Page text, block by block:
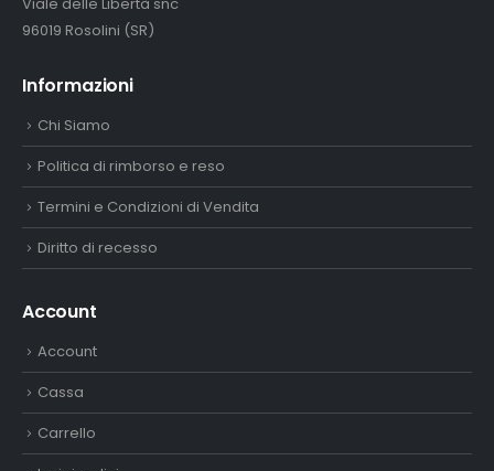
96019 Rosolini (SR)
Informazioni
Chi Siamo
Politica di rimborso e reso
Termini e Condizioni di Vendita
Diritto di recesso
Account
Account
Cassa
Carrello